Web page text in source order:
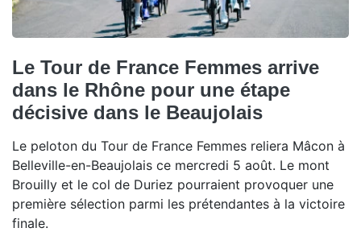
Le Tour de France Femmes arrive
dans le Rhône pour une étape
décisive dans le Beaujolais
Le peloton du Tour de France Femmes reliera Mâcon à
Belleville-en-Beaujolais ce mercredi 5 août. Le mont
Brouilly et le col de Duriez pourraient provoquer une
première sélection parmi les prétendantes à la victoire
finale.